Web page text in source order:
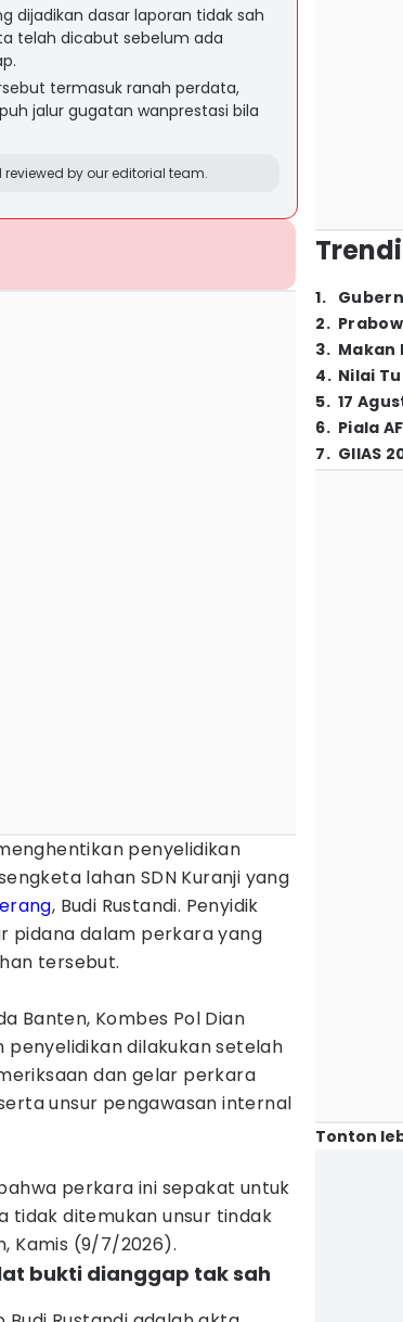
dijadikan dasar laporan tidak sah
telah dicabut sebelum ada
termasuk ranah perdata,
jalur gugatan wanprestasi bila
by our editorial team.
penyelidikan
lahan SDN Kuranji yang
, Budi Rustandi. Penyidik
pidana dalam perkara yang
tersebut.
Banten, Kombes Pol Dian
dilakukan setelah
dan gelar perkara
unsur pengawasan internal
perkara ini sepakat untuk
tidak ditemukan unsur tindak
Kamis (9/7/2026).
bukti dianggap tak sah
1.
2.
3. Makan
4. Nilai
5. 17
6. Piala
7. GIIAS
Tonton